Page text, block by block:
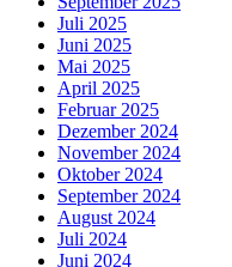
Juli 2025
Juni 2025
Mai 2025
April 2025
Februar 2025
Dezember 2024
November 2024
Oktober 2024
September 2024
August 2024
Juli 2024
Juni 2024